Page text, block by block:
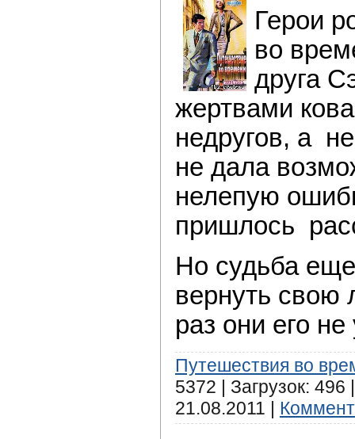
Герои
во
друга
жертвами
недругов, а
не дала
нелепую
пришлось
Но судьба
вернуть свою
раз они его не
Путешествия во
5372 | Загрузок:
21.08.2011 |